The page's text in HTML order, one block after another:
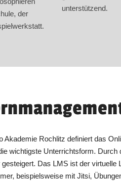
der
unterstützend.
Akademie Rochlitz definiert das
wichtigste Unterrichtsform.
gesteigert. Das LMS ist der
beispielsweise mit Jitsi,